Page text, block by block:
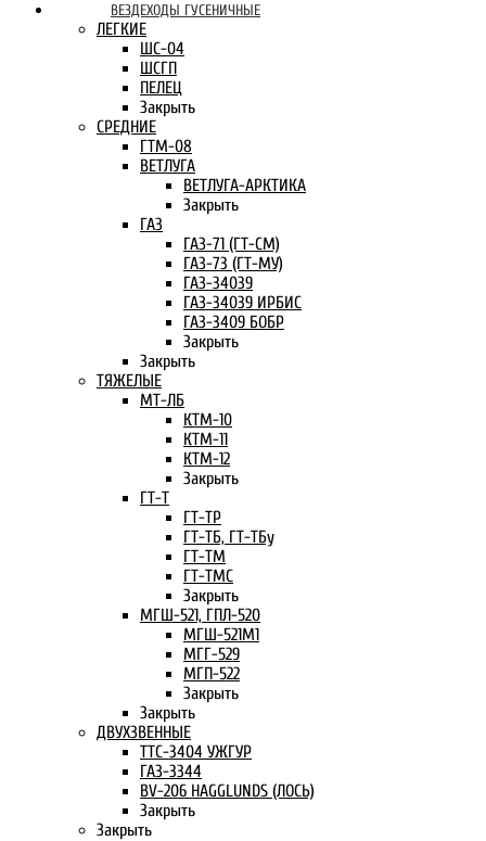
ВЕЗДЕХОДЫ ГУСЕНИЧНЫЕ
ЛЕГКИЕ
ШС-04
ШСГП
ПЕЛЕЦ
Закрыть
СРЕДНИЕ
ГТМ-08
ВЕТЛУГА
ВЕТЛУГА-АРКТИКА
Закрыть
ГАЗ
ГАЗ-71 (ГТ-СМ)
ГАЗ-73 (ГТ-МУ)
ГАЗ-34039
ГАЗ-34039 ИРБИС
ГАЗ-3409 БОБР
Закрыть
Закрыть
ТЯЖЕЛЫЕ
МТ-ЛБ
КТМ-10
КТМ-11
КТМ-12
Закрыть
ГТ-Т
ГТ-ТР
ГТ-ТБ, ГТ-ТБу
ГТ-ТМ
ГТ-ТМС
Закрыть
МГШ-521, ГПЛ-520
МГШ-521М1
МГГ-529
МГП-522
Закрыть
Закрыть
ДВУХЗВЕННЫЕ
ТТС-3404 УЖГУР
ГАЗ-3344
BV-206 HAGGLUNDS (ЛОСЬ)
Закрыть
Закрыть